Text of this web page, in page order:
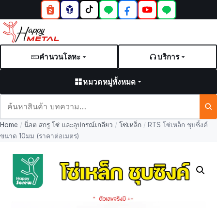
คำนวนโลหะ บริการ
หมวดหมู่ทั้งหมด
และ
บทความ
Home / น็อต สกรู โซ่ และอุปกรณ์เกลียว / โซ่เหล็ก / RTS โซ่เหล็ก ชุบซิ้งค์
ขนาด 10มม (ราคาต่อเมตร)